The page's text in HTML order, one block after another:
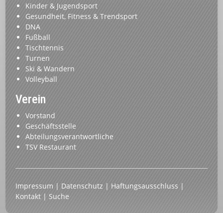
Kinder & Jugendsport
Gesundheit, Fitness & Trendsport
DNA
Fußball
Tischtennis
Turnen
Ski & Wandern
Volleyball
Verein
Vorstand
Geschäftsstelle
Abteilungsverantwortliche
TSV Restaurant
Impressum | Datenschutz | Haftungsausschluss |
Kontakt | Suche